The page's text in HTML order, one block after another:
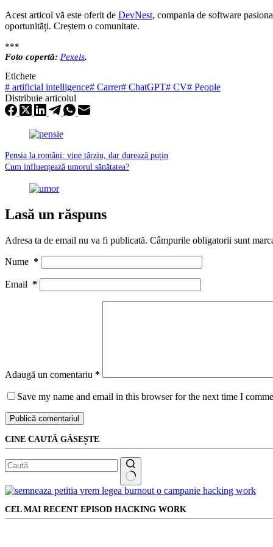
Acest articol vă este oferit de DevNest, compania de software
oportunități. Creștem o comunitate.
***
Foto copertă: Pexels.
Etichete
# artificial intelligence# Carrer# ChatGPT# CV# People
Distribuie articolul
Pensia la români: vine târziu, dar durează puțin
Cum influențează umorul sănătatea?
Lasă un răspuns
Adresa ta de email nu va fi publicată. Câmpurile obligatorii sunt
Nume *
Email *
Adaugă un comentariu *
Save my name and email in this browser for the next time I
Publică comentariul
CINE CAUTĂ GĂSEȘTE
Niciun
CEL MAI RECENT EPISOD HACKING WORK